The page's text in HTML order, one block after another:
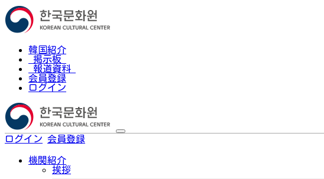
韓国紹介
掲示板
報道資料
会員登録
ログイン
ログイン 会員登録
機関紹介
挨拶